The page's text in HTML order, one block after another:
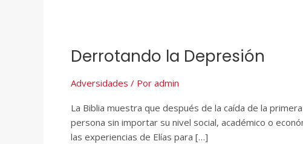
Derrotando la Depresión
Adversidades / Por admin
La Biblia muestra que después de la caída de la
persona sin importar su nivel social, académico o
las experiencias de Elías para […]
Derrotando
Depresión